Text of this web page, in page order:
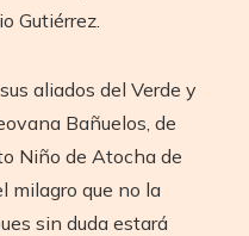
Gutiérrez.
aliados del Verde y
Bañuelos, de
Niño de Atocha de
milagro que no la
sin duda estará